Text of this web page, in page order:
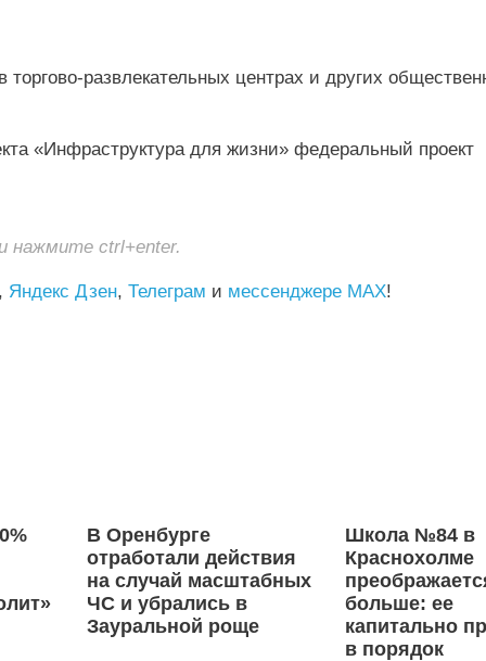
центрах и других
«Инфраструктура для жизни» федеральный проект
нажмите ctrl+enter.
Яндекс Дзен, Телеграм и мессенджере MAX!
В Оренбурге
отработали действия
на случай масштабных
ЧС и убрались в
Зауральной роще
Школа №84 в
Краснохолме
больше: ее
капитально
в порядок